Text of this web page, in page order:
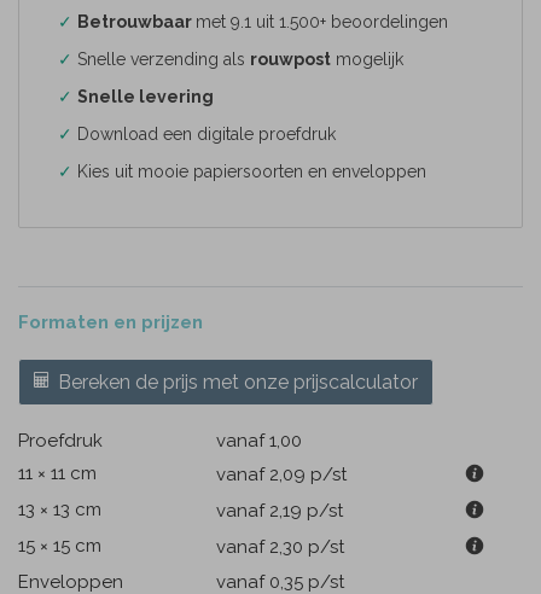
✓ Betrouwbaar met 9.1 uit 1.500+ beoordelingen
✓ Snelle verzending als rouwpost mogelijk
✓ Snelle levering
✓ Download een digitale proefdruk
✓ Kies uit mooie papiersoorten en enveloppen
Formaten en prijzen
Bereken de prijs met onze prijscalculator
Proefdruk
vanaf 1,00
11 × 11 cm
vanaf 2,09 p/st
13 × 13 cm
vanaf 2,19 p/st
15 × 15 cm
vanaf 2,30 p/st
Enveloppen
vanaf 0,35 p/st